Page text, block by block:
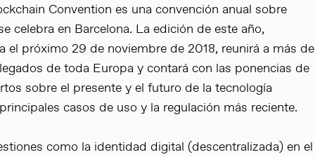
Convention es una convención anual sobre
celebra en Barcelona. La edición de este año,
el próximo 29 de noviembre de 2018, reunirá a más de
de toda Europa y contará con las ponencias de
sobre el presente y el futuro de la tecnología
casos de uso y la regulación más reciente.
como la identidad digital (descentralizada) en el